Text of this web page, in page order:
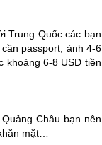
Trung Quốccác bạn
passport, ảnh 4-6
khoảng 6-8 USD tiền
Châu bạn nên
mặt…